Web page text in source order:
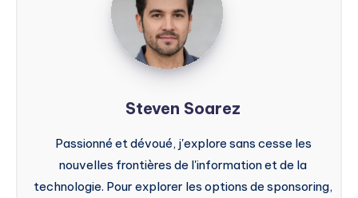
Steven Soarez
Passionné et dévoué, j'explore sans cesse les
nouvelles frontières de l'information et de la
technologie. Pour explorer les options de sponsoring,